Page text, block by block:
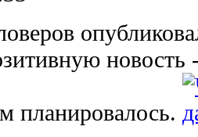
новость
планировалось.